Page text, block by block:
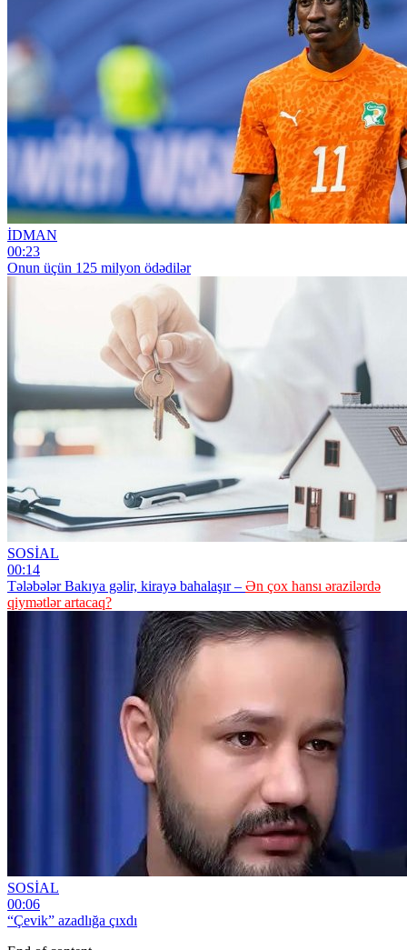
İDMAN
00:23
Onun üçün 125 milyon ödədilər
SOSİAL
00:14
Tələbələr Bakıya gəlir, kirayə bahalaşır – Ən çox hansı ərazilərdə
qiymətlər artacaq?
SOSİAL
00:06
“Çevik” azadlığa çıxdı